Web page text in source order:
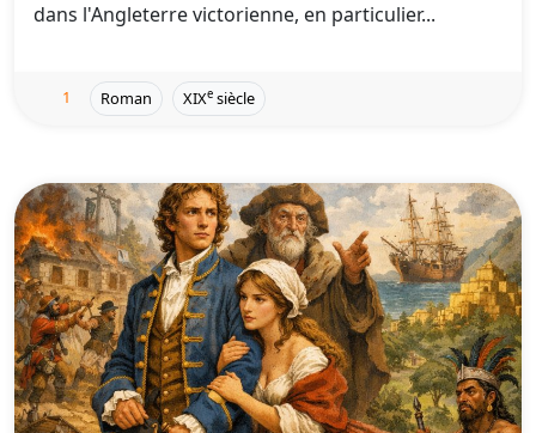
dans l'Angleterre victorienne, en particulier...
1 Roman XIXe siècle